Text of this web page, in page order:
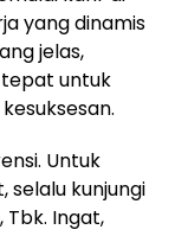
yang dinamis
jelas,
untuk
Untuk
selalu kunjungi
Tbk. Ingat,